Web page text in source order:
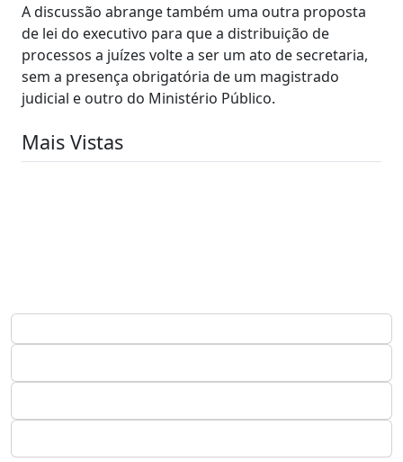
A discussão abrange também uma outra proposta
de lei do executivo para que a distribuição de
processos a juízes volte a ser um ato de secretaria,
sem a presença obrigatória de um magistrado
judicial e outro do Ministério Público.
Mais Vistas